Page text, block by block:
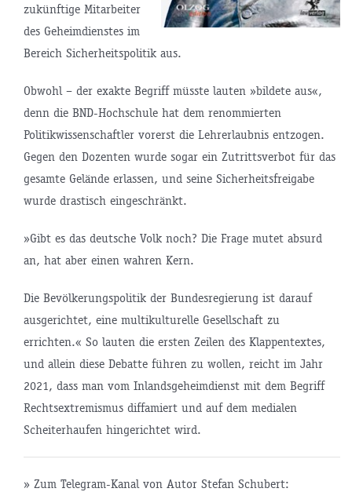
zukünftige Mitarbeiter
des Geheimdienstes im
Bereich Sicherheitspolitik aus.
Obwohl – der exakte Begriff müsste lauten »bildete aus«,
denn die BND-Hochschule hat dem renommierten
Politikwissenschaftler vorerst die Lehrerlaubnis entzogen.
Gegen den Dozenten wurde sogar ein Zutrittsverbot für das
gesamte Gelände erlassen, und seine Sicherheitsfreigabe
wurde drastisch eingeschränkt.
»Gibt es das deutsche Volk noch? Die Frage mutet absurd
an, hat aber einen wahren Kern.
Die Bevölkerungspolitik der Bundesregierung ist darauf
ausgerichtet, eine multikulturelle Gesellschaft zu
errichten.« So lauten die ersten Zeilen des Klappentextes,
und allein diese Debatte führen zu wollen, reicht im Jahr
2021, dass man vom Inlandsgeheimdienst mit dem Begriff
Rechtsextremismus diffamiert und auf dem medialen
Scheiterhaufen hingerichtet wird.
» Zum Telegram-Kanal von Autor Stefan Schubert: